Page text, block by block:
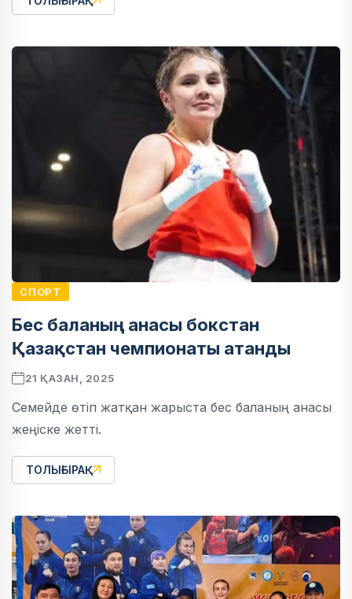
СПОРТ
Бес баланың анасы бокстан
Қазақстан чемпионаты атанды
21 ҚАЗАН, 2025
Семейде өтіп жатқан жарыста бес баланың анасы
жеңіске жетті.
ТОЛЫҒЫРАҚ